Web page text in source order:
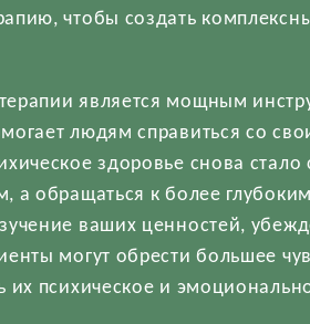
чтобы создать
является мощным
людям справиться со
здоровье снова
а обращаться к более
ваших ценностей,
могут обрести большее
их психическое и